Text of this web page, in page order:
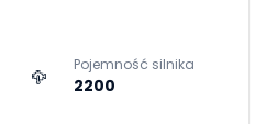
Pojemność silnika
2200